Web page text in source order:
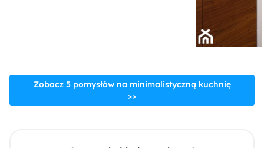
Zobacz 5 pomysłów na minimalistyczną kuchnię
>>